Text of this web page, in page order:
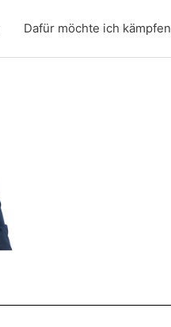
Dafür möchte ich kämpfen